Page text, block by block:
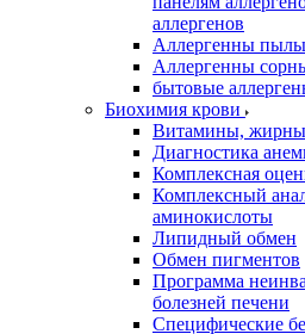
аллергенов
Аллергенны
Аллергенны
бытовые
Биохимия крови
Витамины,
Диагностика
Комплексная
Комплексный
аминокислоты
Липидный обмен
Обмен пигментов
Программа
болезней печени
Специфические